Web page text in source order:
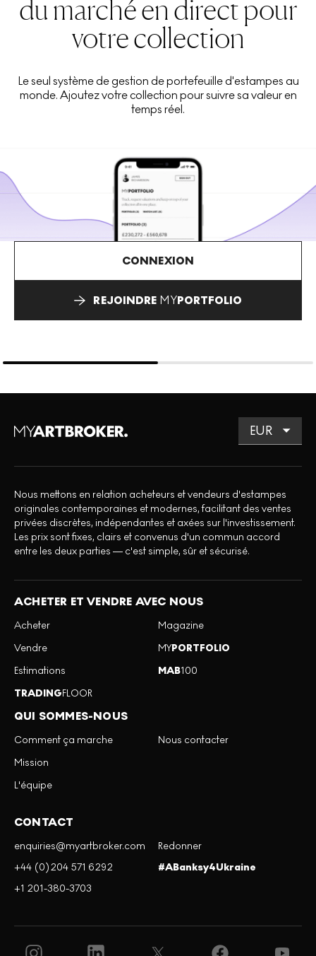
du marché en direct pour
votre collection
Le seul système de gestion de portefeuille d'estampes au
monde. Ajoutez votre collection pour suivre sa valeur en
temps réel.
CONNEXION
REJOINDRE MYPORTFOLIO
Nous mettons en relation acheteurs et vendeurs d'estampes
originales contemporaines et modernes, facilitant des ventes
privées discrètes, indépendantes et axées sur l'investissement.
Les prix sont fixes, clairs et convenus d'un commun accord
entre les deux parties — c'est simple, sûr et sécurisé.
ACHETER ET VENDRE AVEC NOUS
Acheter
Vendre
Estimations
TRADINGFLOOR
Magazine
MYPORTFOLIO
MAB100
QUI SOMMES-NOUS
Comment ça marche
Mission
L'équipe
Nous contacter
CONTACT
enquiries@myartbroker.com
+44 (0)204 571 6292
+1 201-380-3703
Redonner
#ABanksy4Ukraine